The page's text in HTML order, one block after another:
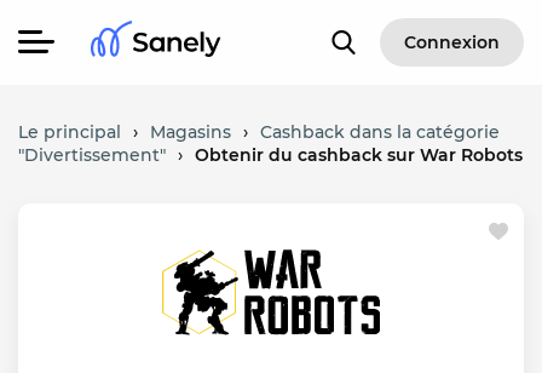
Connexion
Le principal › Magasins › Cashback dans la catégorie
"Divertissement" › Obtenir du cashback sur War Robots